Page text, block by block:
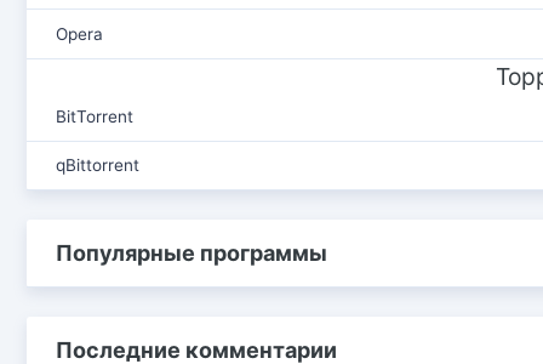
Opera
BitTorrent
qBittorrent
Популярные программы
Последние комментарии